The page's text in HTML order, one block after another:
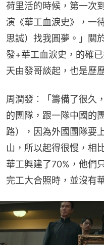
荷里活的時候，第一次
演《華工血淚史》，一
思誠）找我圓夢。」關
發+華工血淚史，的確
天由發哥談起，也是歷
周潤發︰「籌備了很久
的團隊，跟一隊中國的
路），因為外國團隊要
山，所以起得很慢，相
華工興建了70%，他們
完工大合照時，並沒有